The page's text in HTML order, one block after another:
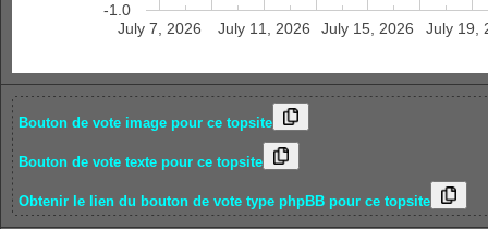
July 7, 2026 July 11, 2026 July 15, 2026 July 19,
-1.0
Bouton de vote image pour ce topsite
Bouton de vote texte pour ce topsite
Obtenir le lien du bouton de vote type phpBB pour ce topsite